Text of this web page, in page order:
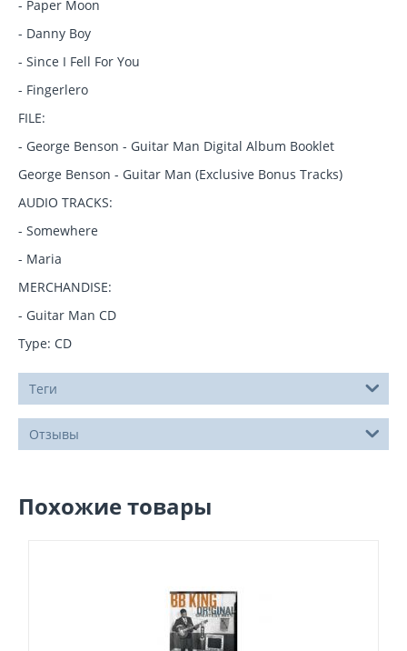
- Paper Moon
- Danny Boy
- Since I Fell For You
- Fingerlero
FILE:
- George Benson - Guitar Man Digital Album Booklet
George Benson - Guitar Man (Exclusive Bonus Tracks)
AUDIO TRACKS:
- Somewhere
- Maria
MERCHANDISE:
- Guitar Man CD
Type: CD
Теги
Отзывы
Похожие товары